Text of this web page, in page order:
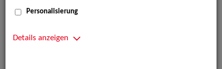
Personalisierung
Details anzeigen